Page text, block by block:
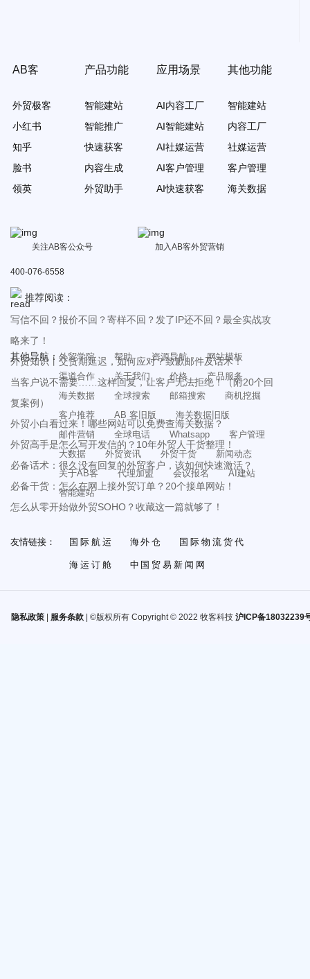
AB客
外贸极客
小红书
知乎
脸书
领英
产品功能
智能建站
智能推广
快速获客
内容生成
外贸助手
应用场景
AI内容工厂
AI智能建站
AI社媒运营
AI客户管理
AI快速获客
其他功能
智能建站
内容工厂
社媒运营
客户管理
海关数据
关注AB客公众号 加入AB客外贸营销
400-076-6558
推荐阅读：
写信不回？报价不回？寄样不回？发了IP还不回？最全实战攻
略来了！
外贸知识丨交货期延迟，如何应对？致歉邮件及话术！
当客户说不需要……这样回复，让客户无法拒绝！（附20个回
复案例）
外贸小白看过来！哪些网站可以免费查海关数据？
外贸高手是怎么写开发信的？10年外贸人干货整理！
必备话术：很久没有回复的外贸客户，该如何快速激活？
必备干货：怎么在网上接外贸订单？20个接单网站！
怎么从零开始做外贸SOHO？收藏这一篇就够了！
其他导航： 外贸学院 帮助 资源导航
网站模板
渠道合作
关于我们 价格
产品服务
海关数据
全球搜索 邮箱搜索
商机挖掘
客户推荐
AB 客旧版
海关数据旧版
邮件营销
全球电话 Whatsapp
客户管理
大数据
外贸资讯 外贸干货
新闻动态
关于AB客
代理加盟 会议报名
AI建站
智能建站
友情链接： 国际航运 海外仓 国际物流货代
海运订舱 中国贸易新闻网
隐私政策| 服务条款| ©版权所有 Copyright © 2022 牧客科技 沪ICP备18032239